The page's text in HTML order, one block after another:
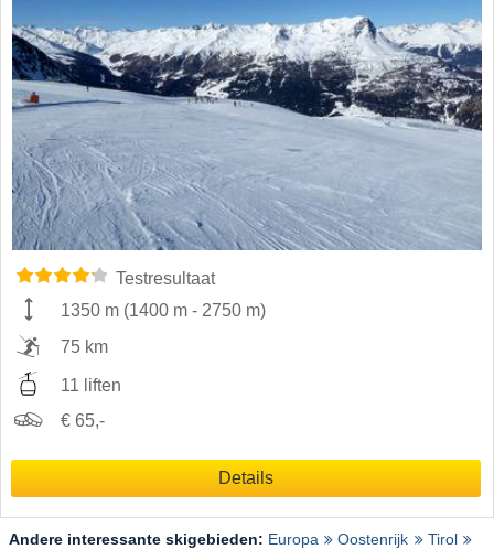
Testresultaat
1350 m (1400 m - 2750 m)
75 km
11 liften
€ 65,-
Details
Andere interessante skigebieden: Europa Oostenrijk
Tirol